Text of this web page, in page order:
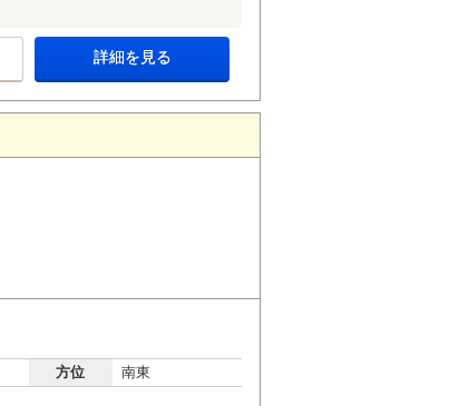
詳細を見る
方位 南東